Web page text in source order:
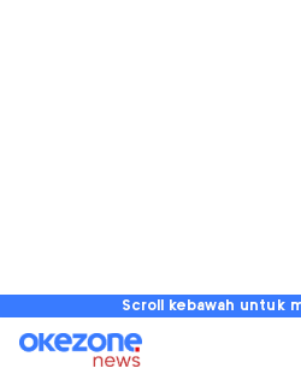
Scroll kebawah untuk